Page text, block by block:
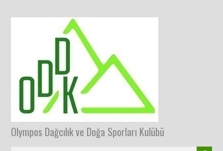
Olympos Dağcılık ve Doğa Sporları Kulübü